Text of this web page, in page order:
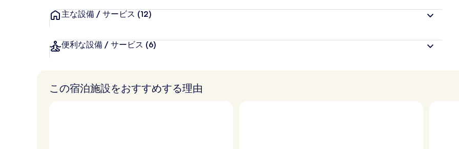
主な設備 / サービス (12)
便利な設備 / サービス (6)
この宿泊施設をおすすめする理由